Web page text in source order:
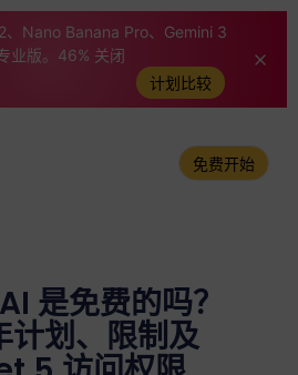
Nano Banana Pro、Gemini 3
业版。46% 关闭
计划比较
免费开始
是免费的吗？
计划、限制及